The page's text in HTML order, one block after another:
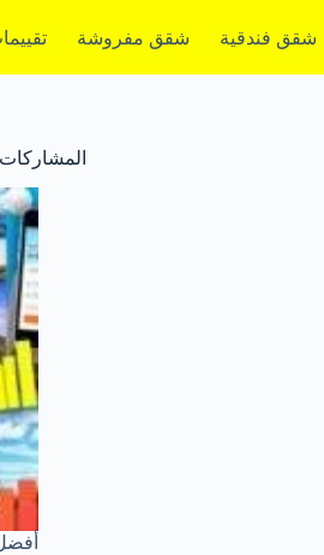
شقق فندقية شقق مفروشة
المشاركات